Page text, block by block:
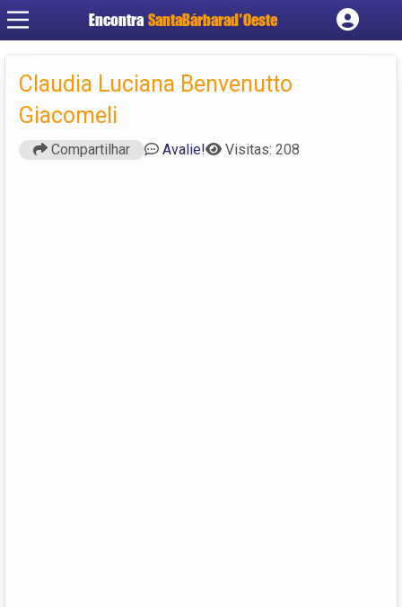
Encontra SantaBárbarad'Oeste
Cadastrar empresa
Criar conta
Claudia Luciana Benvenutto
Giacomeli
Compartilhar Avalie! Visitas: 208